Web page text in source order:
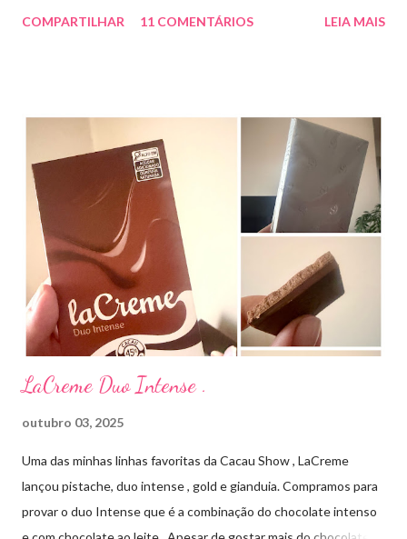
uma consulta com o dermatologista) O Ilosone é um antibiótico
aplico sobre a acne ( geralmente uso a noite). Informação do
produto: ILOSONE TÓPICO SOLUÇÃO (eritromicina) é um
antibiótico de amplo espectro produzido por uma cepa de
Streptomyces erythraeus. É básico e forma rapidamente sais
com os ácidos. Forma farmacêutica e Apresentação ILOSONE
TÓPICO SOLUÇÃO é apresentado sob a forma líquida em
frascos de 120 ml. USO PEDIÁTRICO E ADULTO. Composição
Cada ml contém: Eritromicina base 20 mg Excipientes q.s....
COMPARTILHAR 11 COMENTÁRIOS LEIA MAIS
LaCreme Duo Intense .
outubro 03, 2025
Uma das minhas linhas favoritas da Cacau Show , LaCreme
lançou pistache, duo intense , gold e gianduia. Compramos para
provar o duo Intense que é a combinação do chocolate intenso